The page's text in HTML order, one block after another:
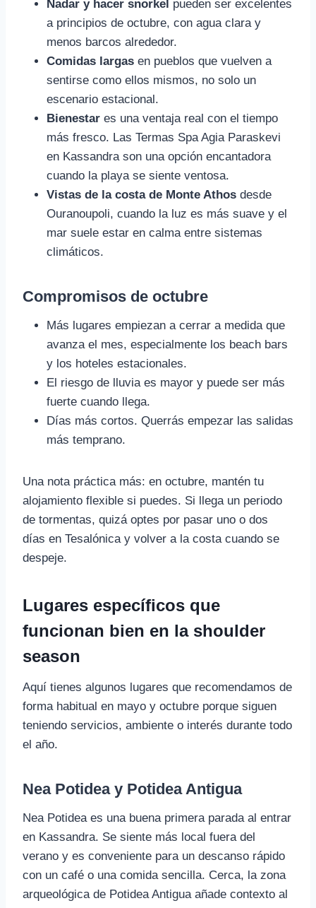
Nadar y hacer snorkel pueden ser excelentes
a principios de octubre, con agua clara y
menos barcos alrededor.
Comidas largas en pueblos que vuelven a
sentirse como ellos mismos, no solo un
escenario estacional.
Bienestar es una ventaja real con el tiempo
más fresco. Las Termas Spa Agia Paraskevi
en Kassandra son una opción encantadora
cuando la playa se siente ventosa.
Vistas de la costa de Monte Athos desde
Ouranoupoli, cuando la luz es más suave y el
mar suele estar en calma entre sistemas
climáticos.
Compromisos de octubre
Más lugares empiezan a cerrar a medida que
avanza el mes, especialmente los beach bars
y los hoteles estacionales.
El riesgo de lluvia es mayor y puede ser más
fuerte cuando llega.
Días más cortos. Querrás empezar las salidas
más temprano.
Una nota práctica más: en octubre, mantén tu
alojamiento flexible si puedes. Si llega un periodo
de tormentas, quizá optes por pasar uno o dos
días en Tesalónica y volver a la costa cuando se
despeje.
Lugares específicos que
funcionan bien en la shoulder
season
Aquí tienes algunos lugares que recomendamos de
forma habitual en mayo y octubre porque siguen
teniendo servicios, ambiente o interés durante todo
el año.
Nea Potidea y Potidea Antigua
Nea Potidea es una buena primera parada al entrar
en Kassandra. Se siente más local fuera del
verano y es conveniente para un descanso rápido
con un café o una comida sencilla. Cerca, la zona
arqueológica de Potidea Antigua añade contexto al